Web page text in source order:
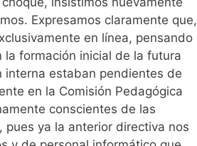
Expresamos claramente que,
en línea, pensando
la formación inicial de la futura
estaban pendientes de
en la Comisión Pedagógica
conscientes de las
ya la anterior directiva nos